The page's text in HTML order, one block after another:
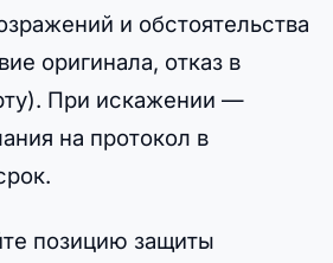
и обстоятельства
оригинала, отказ в
При искажении —
на протокол в
позицию защиты